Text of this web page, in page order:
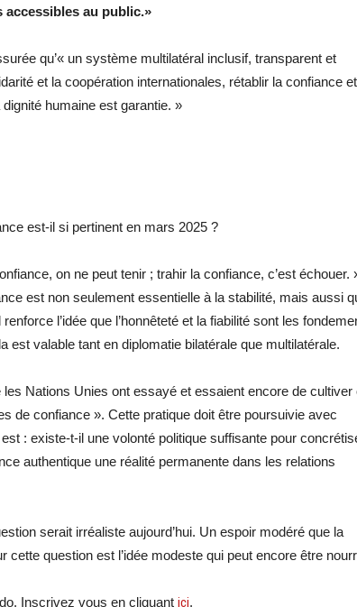
accessibles au public.»
qu’« un système multilatéral inclusif, transparent et
et la coopération internationales, rétablir la confiance et
humaine est garantie. »
est-il si pertinent en mars 2025 ?
on ne peut tenir ; trahir la confiance, c’est échouer.
est non seulement essentielle à la stabilité, mais aussi
l’idée que l’honnêteté et la fiabilité sont les
est valable tant en diplomatie bilatérale que multilatérale.
Nations Unies ont essayé et essaient encore de cultiver
de confiance ». Cette pratique doit être poursuivie avec
: existe-t-il une volonté politique suffisante pour
authentique une réalité permanente dans les relations
serait irréaliste aujourd’hui. Un espoir modéré que la
cette question est l’idée modeste qui peut encore être
Inscrivez vous en cliquant ici.